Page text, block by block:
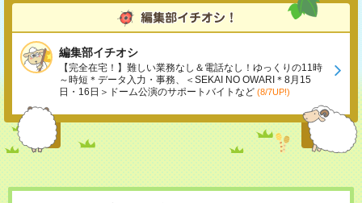
編集部イチオシ
【完全在宅！】難しい業務なし＆電話なし！ゆっくりの11時
～時短＊データ入力・事務、＜SEKAI NO OWARI＊8月15
日・16日＞ドーム公演のサポートバイトなど (8/7UP!)